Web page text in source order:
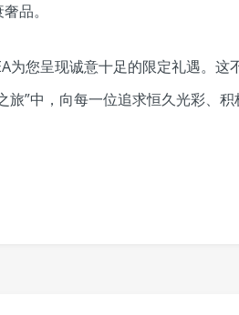
品。
为您呈现诚意十足的限定礼遇。这
旅”中，向每一位追求恒久光彩、